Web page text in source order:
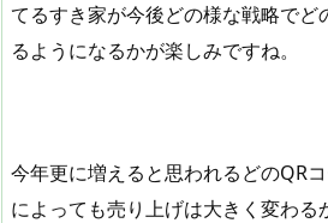
てるすき家が今後どの様な戦略でど
るようになるかが楽しみですね。
今年更に増えると思われるどのQR
によっても売り上げは大きく変わる